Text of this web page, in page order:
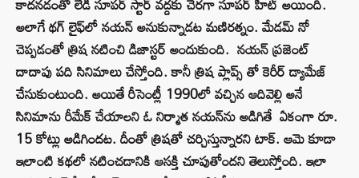
అలాగే థగ్ లైఫ్‌లో నయన్ అనుకున్నాడట మణిరత్నం. మేడమ్ నో
చెప్పడంతో త్రిష నటించి డిజాస్టర్ అందుకుంది. నయన్ ప్రజెంట్
దాదాపు పది సినిమాలు చేస్తోంది. కానీ త్రిష ప్లాప్స్ తో కెరీర్ డ్యామేజ్
చేసుకుంటుంది. అయితే రీసెంట్లీ 1990లో వచ్చిన ఆదివెల్లి అనే
సినిమాను రీమేక్ చేయాలని ఓ నిర్మాత నయన్‌ను అడిగితే ఏకంగా రూ.
15 కోట్లు అడిగిందట. దీంతో త్రిషతో చర్చిస్తున్నారని టాక్. ఆమె కూడా
ఇలాంటి కథలో నటించడానికి ఆసక్తి చూపుతోందని తెలుస్తోంది. ఇలా